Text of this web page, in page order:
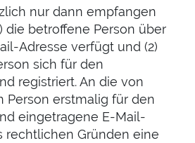
nur dann empfangen
die betroffene Person über
Adresse verfügt und (2)
sich für den
registriert. An die von
Person erstmalig für den
eingetragene E-Mail-
rechtlichen Gründen eine